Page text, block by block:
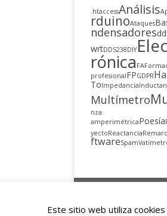
.htaccessAnálisis
rduinoAtaques
ndensadores
wrtDDS238DIY
rónica FA
profesionalFPGDPR
ToImpedancia
Multímetro
nza
amperimétricaPoesía
yectoReactancia
ftwareSpam
Este sitio web utiliza